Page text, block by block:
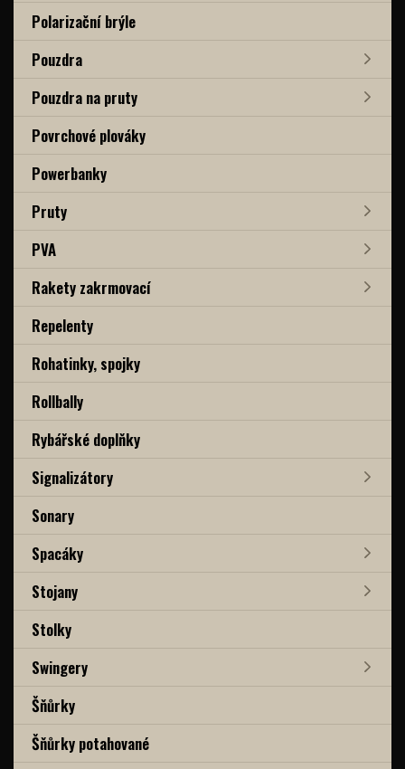
Polarizační brýle
Pouzdra
Pouzdra na pruty
Povrchové plováky
Powerbanky
Pruty
PVA
Rakety zakrmovací
Repelenty
Rohatinky, spojky
Rollbally
Rybářské doplňky
Signalizátory
Sonary
Spacáky
Stojany
Stolky
Swingery
Šňůrky
Šňůrky potahované